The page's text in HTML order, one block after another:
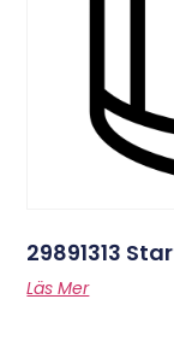
29891313
Läs Mer